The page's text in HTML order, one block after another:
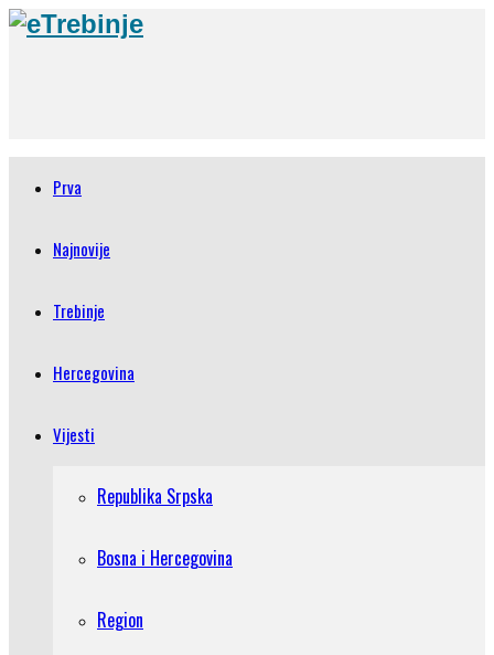
Prva
Najnovije
Trebinje
Hercegovina
Vijesti
Republika Srpska
Bosna i Hercegovina
Region